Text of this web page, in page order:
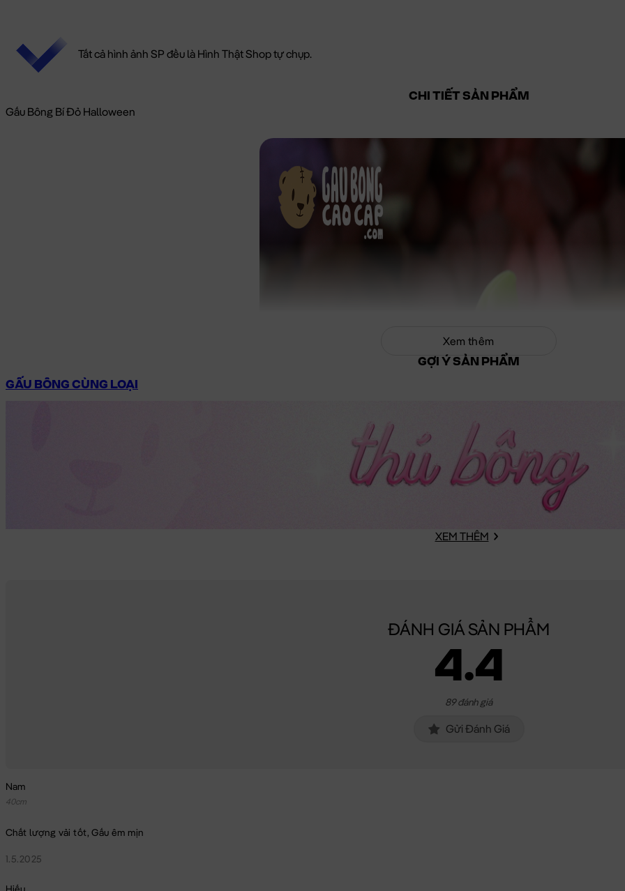
Tất cả hình ảnh SP đều là Hình Thật Shop tự chụp.
CHI TIẾT SẢN PHẨM
Gấu Bông Bí Đỏ Halloween
Xem thêm
GỢI Ý SẢN PHẨM
GẤU BÔNG CÙNG LOẠI
XEM THÊM
ĐÁNH GIÁ SẢN PHẨM
4.4
89 đánh giá
Gửi Đánh Giá
Nam
40cm
Chất lượng vải tốt, Gấu êm mịn
1.5.2025